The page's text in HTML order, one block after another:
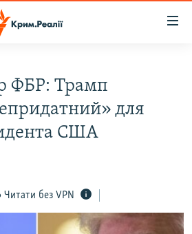
ФБР: Трамп
для
США
Читати без VPN